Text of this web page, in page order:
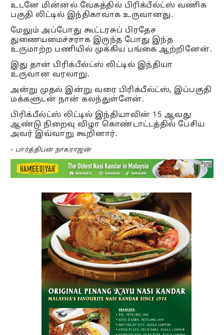
உடனே மின்னல் வேகத்தில் பிரிக்பீல்ட்ஸ் வணிக
பகுதி லிட்டில் இந்திகாவாக உருவானது.
மேலும் அப்போது கூட்டரசுப் பிரதேச
துணையமைச்சராக இருந்த போது இந்த
உருமாற்ற பணியில் முக்கிய பங்கை ஆற்றினேன்.
இது தான் பிரிக்பீல்ட்ஸ் லிட்டில் இந்தியா
உருவான வரலாறு.
அன்று முதல் இன்று வரை பிரிக்பீல்ட்ஸ், இப்பகுதி
மக்களுடன் நான் கலந்துள்ளேன்.
பிரிக்பீல்ட்ஸ் லிட்டில் இந்தியாவின் 15 ஆவது
ஆண்டு நிறைவு விழா கொண்டாட்டத்தில் பேசிய
அவர் இவ்வாறு கூறினார்.
- பார்த்திபன் நாகராஜன்